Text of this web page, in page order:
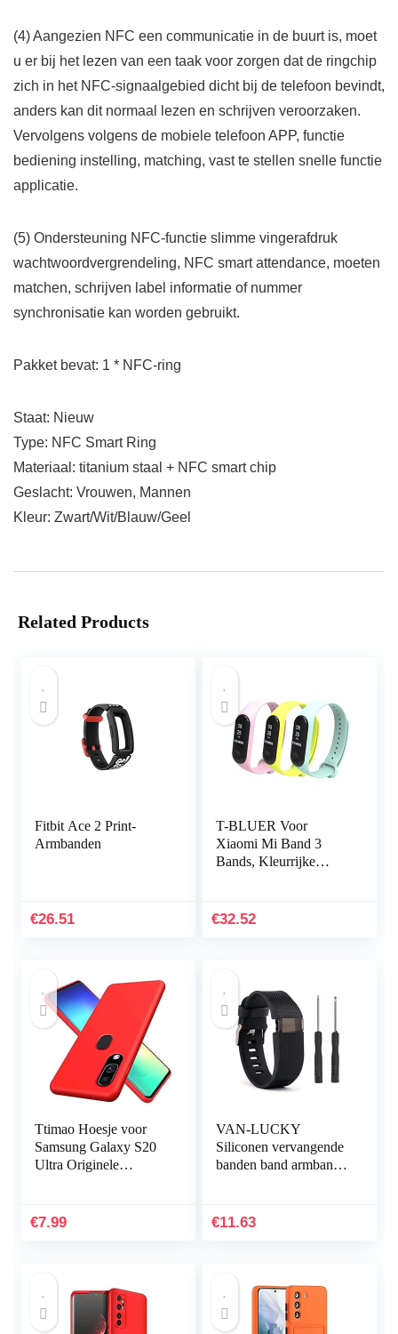
(4) Aangezien NFC een communicatie in de buurt is, moet
u er bij het lezen van een taak voor zorgen dat de ringchip
zich in het NFC-signaalgebied dicht bij de telefoon bevindt,
anders kan dit normaal lezen en schrijven veroorzaken.
Vervolgens volgens de mobiele telefoon APP, functie
bediening instelling, matching, vast te stellen snelle functie
applicatie.
(5) Ondersteuning NFC-functie slimme vingerafdruk
wachtwoordvergrendeling, NFC smart attendance, moeten
matchen, schrijven label informatie of nummer
synchronisatie kan worden gebruikt.
Pakket bevat: 1 * NFC-ring
Staat: Nieuw
Type: NFC Smart Ring
Materiaal: titanium staal + NFC smart chip
Geslacht: Vrouwen, Mannen
Kleur: Zwart/Wit/Blauw/Geel
Related Products
Fitbit Ace 2 Print-
Armbanden
€26.51
T-BLUER Voor
Xiaomi Mi Band 3
Bands, Kleurrijke
Mi Band 3/Mi Band 4
€32.52
Ttimao Hoesje voor
Samsung Galaxy S20
Ultra Originele
Protector Shock
€7.99
VAN-LUCKY
Siliconen vervangende
banden band armband
accessoires groot
€11.63